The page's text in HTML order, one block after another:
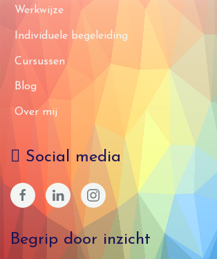
Werkwijze
Individuele begeleiding
Cursussen
Blog
Over mij
Social media
Begrip door inzicht